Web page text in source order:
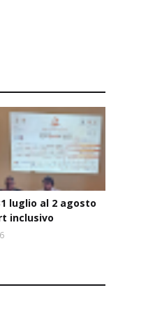
luglio al 2 agosto
inclusivo